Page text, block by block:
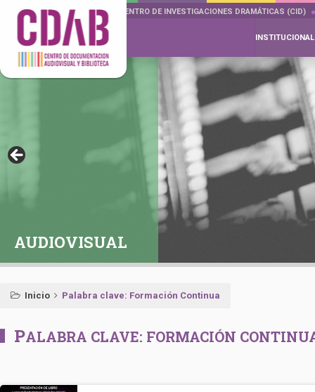
DOCUMENTA DRAMÁTICAS CENTRO DE INVESTIGACIONES DRAMÁTICAS (CID)
INSTITUCIONAL
AUDIOVISUAL
Inicio Palabra clave: Formación Continua
PALABRA CLAVE: FORMACIÓN